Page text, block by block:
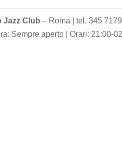
Jazz Club – Roma | tel. 345
Sempre aperto | Orari: 21:00-